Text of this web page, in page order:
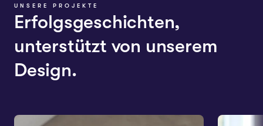
UNSERE PROJEKTE
Erfolgsgeschichten,
unterstützt von unserem
Design.